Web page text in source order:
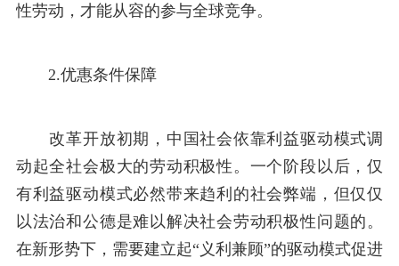
性劳动，才能从容的参与全球竞争。
2.优惠条件保障
改革开放初期，中国社会依靠利益驱动模式调
动起全社会极大的劳动积极性。一个阶段以后，仅
有利益驱动模式必然带来趋利的社会弊端，但仅仅
以法治和公德是难以解决社会劳动积极性问题的。
在新形势下，需要建立起“义利兼顾”的驱动模式促进